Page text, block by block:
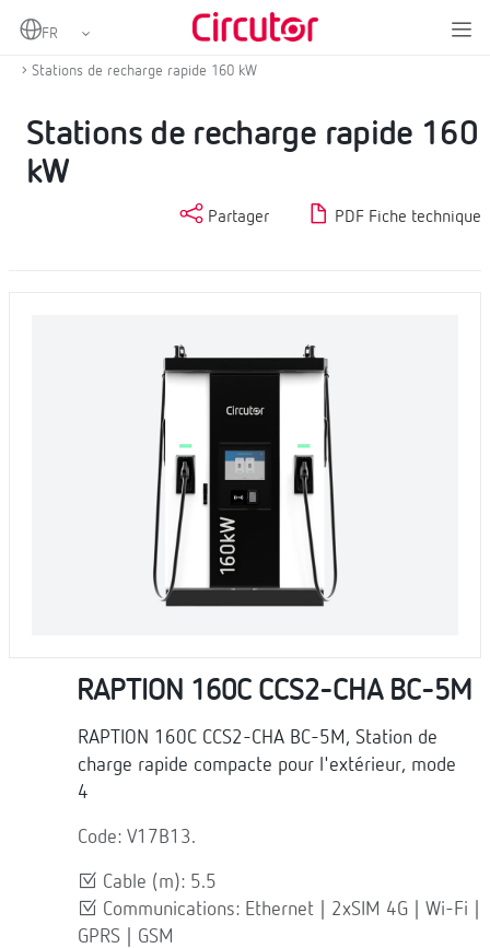
Home
Bornes de recharge pour véhicules électriques
Stations de recharge rapide 160 kW
Stations de recharge rapide 160
kW
Partager PDF Fiche technique
RAPTION 160C CCS2-CHA BC-5M
RAPTION 160C CCS2-CHA BC-5M, Station de
charge rapide compacte pour l'extérieur, mode
4
Code: V17B13.
Cable (m): 5.5
Communications: Ethernet | 2xSIM 4G | Wi-Fi |
GPRS | GSM